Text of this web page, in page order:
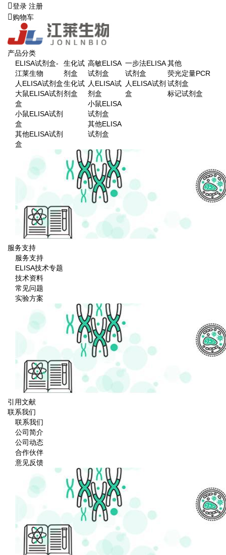
登录 注册
购物车
产品分类
ELISA试剂盒-
江莱生物
人ELISA试剂盒
大鼠ELISA试剂
盒
小鼠ELISA试剂
盒
其他ELISA试剂
盒
生化试
剂盒
生化试
剂盒
高敏ELISA
试剂盒
人ELISA试
剂盒
小鼠ELISA
试剂盒
其他ELISA
试剂盒
一步法ELISA
试剂盒
人ELISA试剂
盒
其他
荧光定量PCR
试剂盒
标记试剂盒
服务支持
服务支持
ELISA技术专题
技术资料
常见问题
实验方案
引用文献
联系我们
联系我们
公司简介
公司动态
合作伙伴
意见反馈